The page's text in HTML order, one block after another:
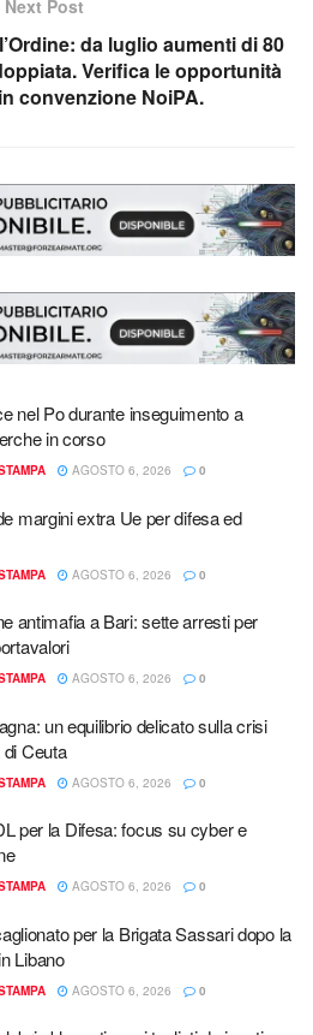
Next Post
da luglio aumenti di 80
Verifica le opportunità
convenzione NoiPA.
nel Po durante inseguimento a
in corso
AGOSTO 6, 2026 0
margini extra Ue per difesa ed
AGOSTO 6, 2026 0
antimafia a Bari: sette arresti per
AGOSTO 6, 2026 0
un equilibrio delicato sulla crisi
Ceuta
AGOSTO 6, 2026 0
per la Difesa: focus su cyber e
AGOSTO 6, 2026 0
per la Brigata Sassari dopo la
Libano
AGOSTO 6, 2026 0